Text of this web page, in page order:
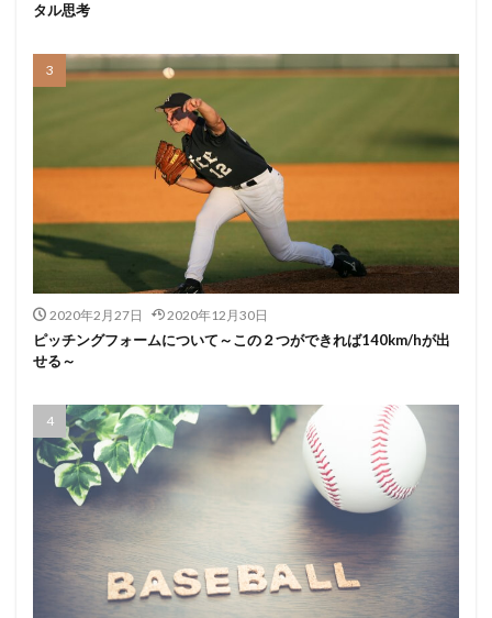
タル思考
2020年2月27日 2020年12月30日
ピッチングフォームについて～この２つができれば140km/hが出
せる～